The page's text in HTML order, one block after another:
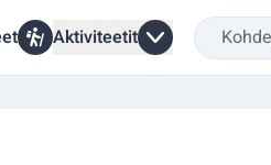
Aktiviteetit